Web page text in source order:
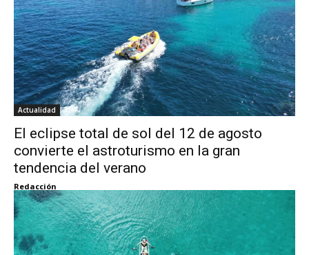
Actualidad
El eclipse total de sol del 12 de agosto
convierte el astroturismo en la gran
tendencia del verano
Redacción